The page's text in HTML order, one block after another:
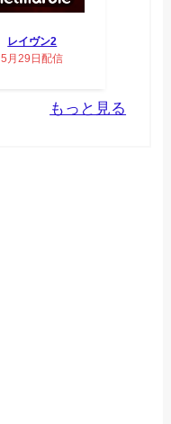
レイヴン2
5月29日配信
もっと見る